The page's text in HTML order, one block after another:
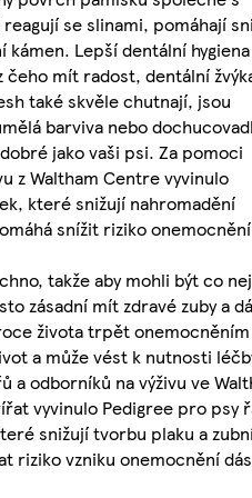
se slinami, pomáhají
kámen. Lepší dentální
čeho mít radost, dentální
také skvěle chutnají, jsou
barviva nebo
jako vaši psi. Za pomoci
z Waltham Centre vyvinulo
které snižují nahromadění
snížit riziko onemocnění
takže aby mohli být co
zásadní mít zdravé zuby a
života trpět onemocněním
a může vést k nutnosti
odborníků na výživu ve
vyvinulo Pedigree pro psy
snižují tvorbu plaku a
riziko vzniku onemocnění